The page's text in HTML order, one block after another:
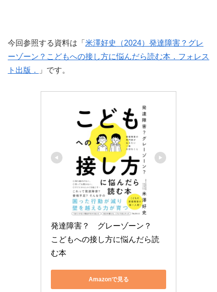
今回参照する資料は「 米澤好史（2024）発達障害？グレ
ーゾーン？こどもへの接し方に悩んだら読む本．フォレス
ト出版．
」です。
発達障害？　グレーゾーン？
こどもへの接し方に悩んだら読
む本
Amazonで見る